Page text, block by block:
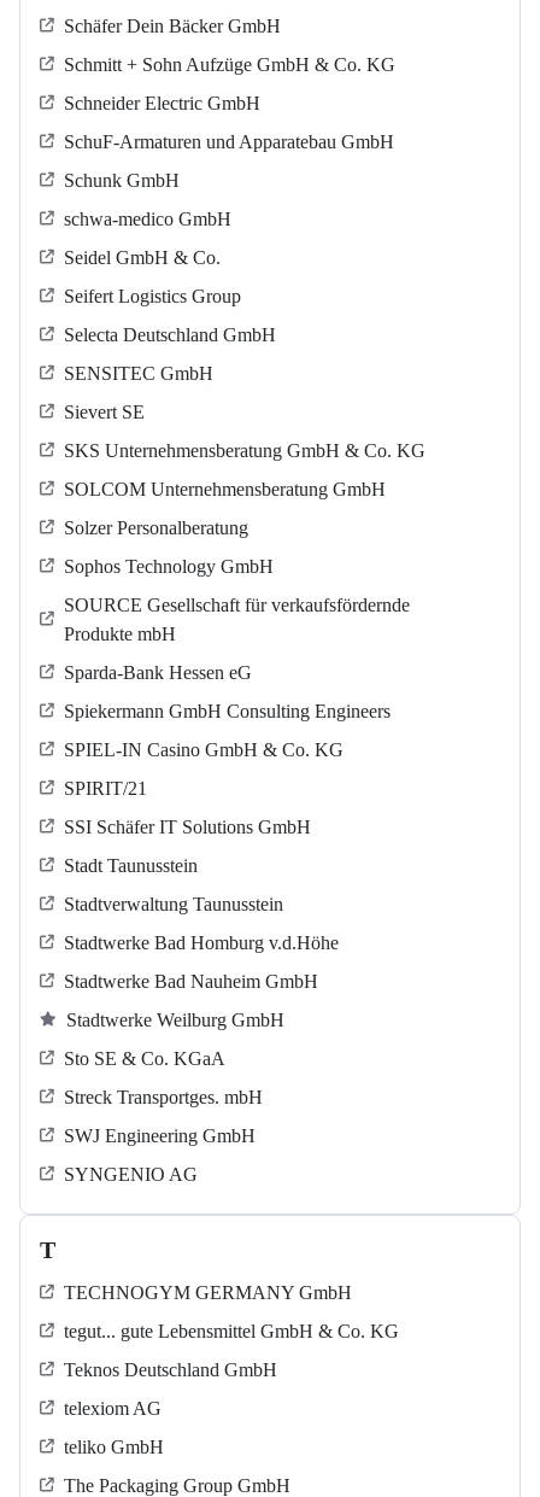
Schäfer Dein Bäcker GmbH
Schmitt + Sohn Aufzüge GmbH & Co. KG
Schneider Electric GmbH
SchuF-Armaturen und Apparatebau GmbH
Schunk GmbH
schwa-medico GmbH
Seidel GmbH & Co.
Seifert Logistics Group
Selecta Deutschland GmbH
SENSITEC GmbH
Sievert SE
SKS Unternehmensberatung GmbH & Co. KG
SOLCOM Unternehmensberatung GmbH
Solzer Personalberatung
Sophos Technology GmbH
SOURCE Gesellschaft für verkaufsfördernde
Produkte mbH
Sparda-Bank Hessen eG
Spiekermann GmbH Consulting Engineers
SPIEL-IN Casino GmbH & Co. KG
SPIRIT/21
SSI Schäfer IT Solutions GmbH
Stadt Taunusstein
Stadtverwaltung Taunusstein
Stadtwerke Bad Homburg v.d.Höhe
Stadtwerke Bad Nauheim GmbH
Stadtwerke Weilburg GmbH
Sto SE & Co. KGaA
Streck Transportges. mbH
SWJ Engineering GmbH
SYNGENIO AG
T
TECHNOGYM GERMANY GmbH
tegut... gute Lebensmittel GmbH & Co. KG
Teknos Deutschland GmbH
telexiom AG
teliko GmbH
The Packaging Group GmbH